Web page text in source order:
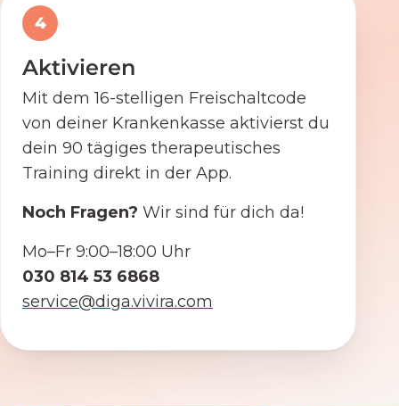
4
Aktivieren
Mit dem 16-stelligen Freischaltcode
von deiner Krankenkasse aktivierst du
dein 90 tägiges therapeutisches
Training direkt in der App.
Noch Fragen? Wir sind für dich da!
Mo–Fr 9:00–18:00 Uhr
030 814 53 6868
service@diga.vivira.com